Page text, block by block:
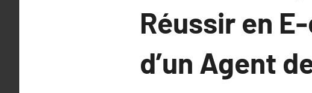
Réussir en
d’un Agent